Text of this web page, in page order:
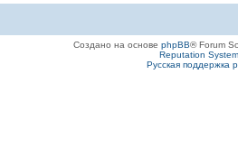
Создано на основе phpBB® Forum
Reputation System
Русская поддержка